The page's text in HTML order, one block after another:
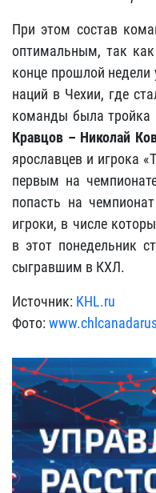
При этом состав
оптимальным, так
конце прошлой недели
наций в Чехии, где
команды была тройка
Кравцов – Николай
ярославцев и игрока
первым на
попасть на
игроки, в числе
в этот понедельник
сыгравшим в КХЛ.
Источник: KHL.ru
Фото: